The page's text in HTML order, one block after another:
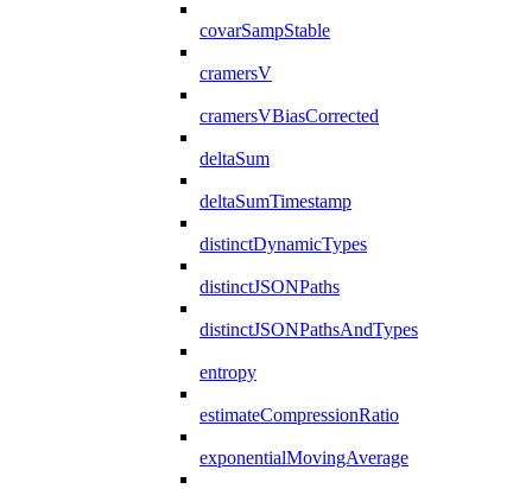
covarSampStable
cramersV
cramersVBiasCorrected
deltaSum
deltaSumTimestamp
distinctDynamicTypes
distinctJSONPaths
distinctJSONPathsAndTypes
entropy
estimateCompressionRatio
exponentialMovingAverage